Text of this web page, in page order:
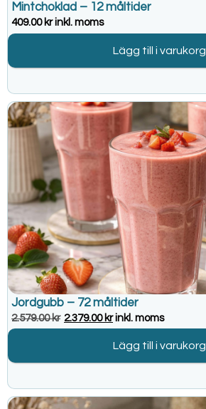
Mintchoklad – 12 måltider
409.00 krinkl. moms
Lägg till i varukorg
Jordgubb – 72 måltider
2.579.00kr 2.379.00 krinkl. moms
Lägg till i varukorg